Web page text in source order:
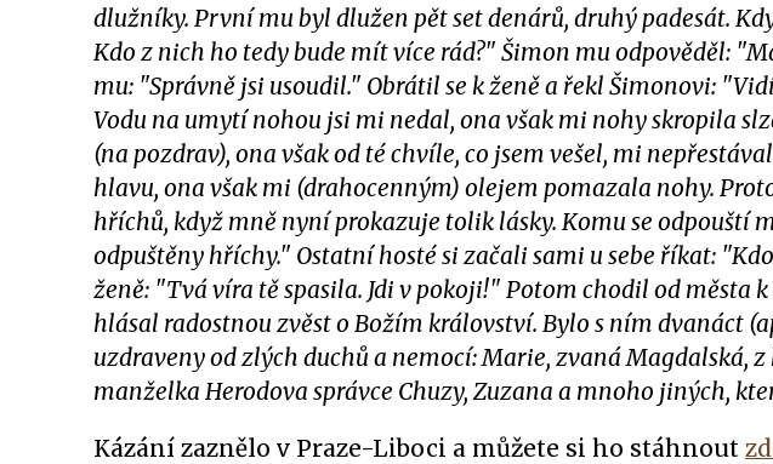
dlužníky. První mu byl dlužen pět set denárů, druhý padesát.
Kdo z nich ho tedy bude mít více rád?" Šimon mu odpověděl:
mu: "Správně jsi usoudil." Obrátil se k ženě a řekl Šimonovi:
Vodu na umytí nohou jsi mi nedal, ona však mi nohy skropila
(na pozdrav), ona však od té chvíle, co jsem vešel, mi
hlavu, ona však mi (drahocenným) olejem pomazala nohy.
hříchů, když mně nyní prokazuje tolik lásky. Komu se odpouští
odpuštěny hříchy." Ostatní hosté si začali sami u sebe říkat:
ženě: "Tvá víra tě spasila. Jdi v pokoji!" Potom chodil od města
hlásal radostnou zvěst o Božím království. Bylo s ním dvanáct
uzdraveny od zlých duchů a nemocí: Marie, zvaná Magdalská, z
manželka Herodova správce Chuzy, Zuzana a mnoho jiných,
Kázání zaznělo v Praze-Liboci a můžete si ho stáhnout